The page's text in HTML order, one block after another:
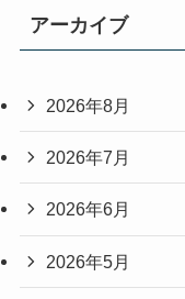
アーカイブ
2026年8月
2026年7月
2026年6月
2026年5月